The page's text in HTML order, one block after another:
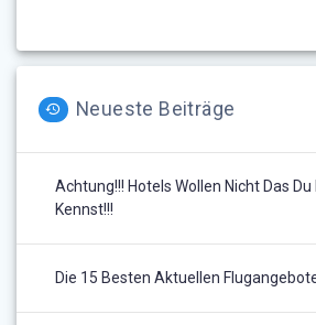
Neueste Beiträge
Achtung!!! Hotels Wollen Nicht Das
Kennst!!!
Die 15 Besten Aktuellen